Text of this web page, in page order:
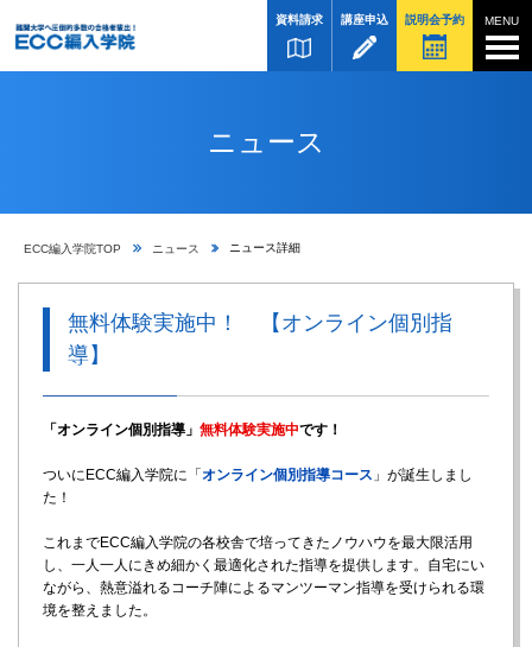
資料請求 講座申込 説明会予約
ニュース
ECC編入学院TOP ニュース ニュース詳細
無料体験実施中！ 【オンライン個別指
導】
「オンライン個別指導」 無料体験実施中です！
ついにECC編入学院に「 オンライン個別指導コース 」が誕生しまし
た！
これまでECC編入学院の各校舎で培ってきたノウハウを最大限活用
し、一人一人にきめ細かく最適化された指導を提供します。自宅にい
ながら、熱意溢れるコーチ陣によるマンツーマン指導を受けられる環
境を整えました。